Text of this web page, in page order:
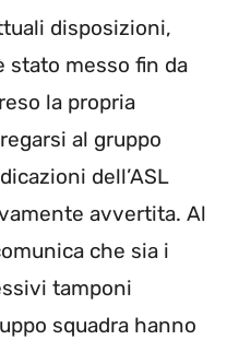
disposizioni,
stato messo fin da
la propria
al gruppo
dell’ASL
avvertita. Al
che sia i
tamponi
squadra hanno